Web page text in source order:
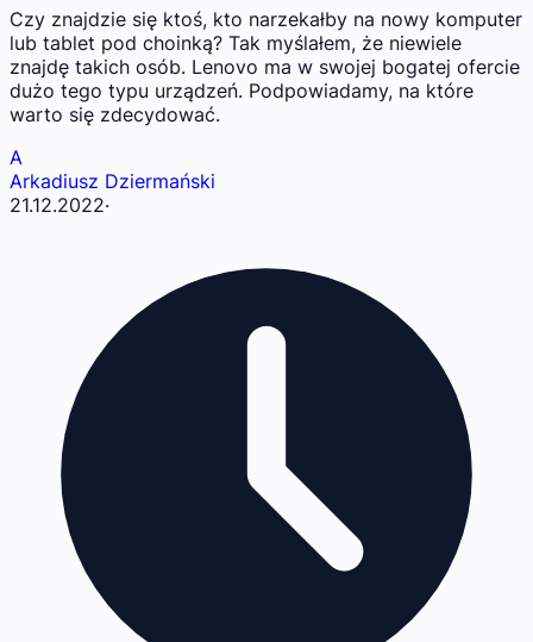
Czy znajdzie się ktoś, kto narzekałby na nowy komputer
lub tablet pod choinką? Tak myślałem, że niewiele
znajdę takich osób. Lenovo ma w swojej bogatej ofercie
dużo tego typu urządzeń. Podpowiadamy, na które
warto się zdecydować.
A
Arkadiusz Dziermański
21.12.2022·